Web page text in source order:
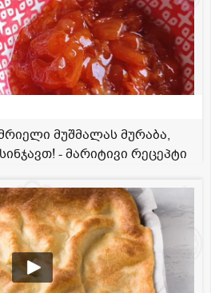
მუშმალას მურაბა,
- მარიტივი რეცეპტი